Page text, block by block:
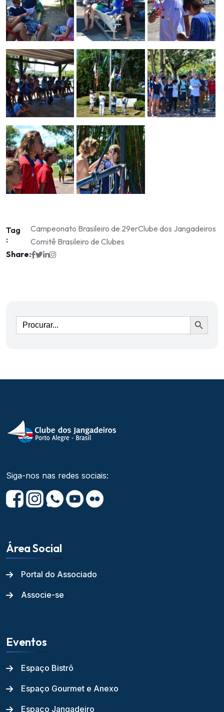
Tag
:
Campeonato Brasileiro de 29erClube dos Jangadeiros
Comitê Brasileiro de Clubes
Share:
Ir
Siga-nos nas redes sociais:
Área Social
Portal do Associado
Associe-se
Eventos
Espaço Bistrô
Espaço Gourmet e Anexo
Espaço Jangadeiro